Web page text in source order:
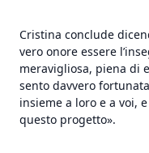
Cristina conclude
vero onore essere
meravigliosa, piena di
sento davvero
insieme a loro e a voi,
questo progetto».